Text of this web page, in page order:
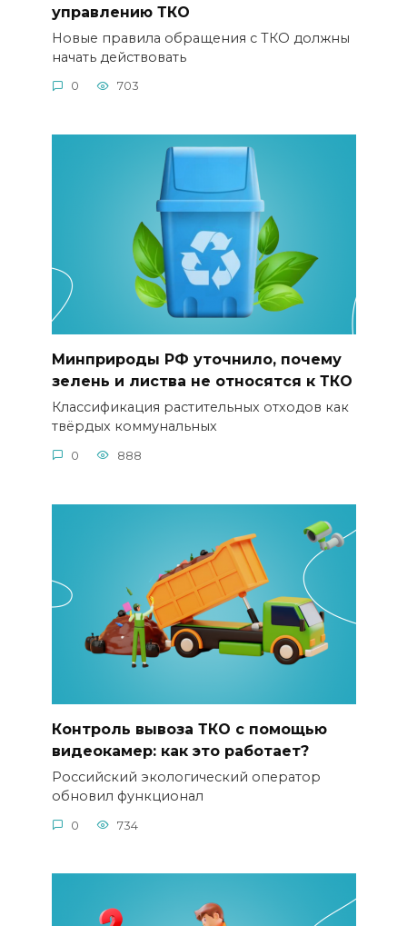
управлению ТКО
Новые правила обращения с ТКО должны
начать действовать
0 703
Минприроды РФ уточнило, почему
зелень и листва не относятся к ТКО
Классификация растительных отходов как
твёрдых коммунальных
0 888
Контроль вывоза ТКО с помощью
видеокамер: как это работает?
Российский экологический оператор
обновил функционал
0 734